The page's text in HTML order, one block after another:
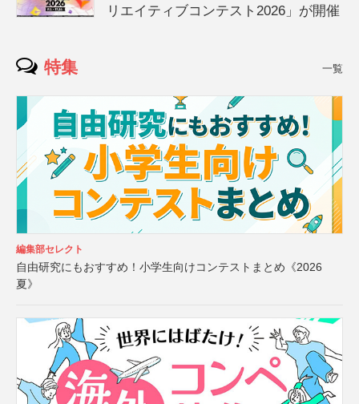
リエイティブコンテスト2026」が開催
特集 一覧
編集部セレクト
自由研究にもおすすめ！小学生向けコンテストまとめ《2026
夏》